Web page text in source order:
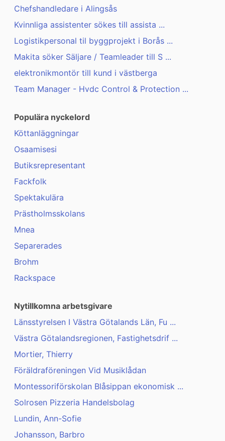
Chefshandledare i Alingsås
Kvinnliga assistenter sökes till assista ...
Logistikpersonal til byggprojekt i Borås ...
Makita söker Säljare / Teamleader till S ...
elektronikmontör till kund i västberga
Team Manager - Hvdc Control & Protection ...
Populära nyckelord
Köttanläggningar
Osaamisesi
Butiksrepresentant
Fackfolk
Spektakulära
Prästholmsskolans
Mnea
Separerades
Brohm
Rackspace
Nytillkomna arbetsgivare
Länsstyrelsen I Västra Götalands Län, Fu ...
Västra Götalandsregionen, Fastighetsdrif ...
Mortier, Thierry
Föräldraföreningen Vid Musiklådan
Montessoriförskolan Blåsippan ekonomisk ...
Solrosen Pizzeria Handelsbolag
Lundin, Ann-Sofie
Johansson, Barbro